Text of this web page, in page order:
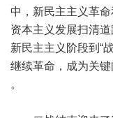
中，新民主主义革
资本主义发展扫清道
新民主主义阶段到“
继续革命，成为关键
。